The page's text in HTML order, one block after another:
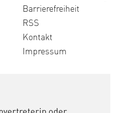
Barrierefreiheit
RSS
Kontakt
Impressum